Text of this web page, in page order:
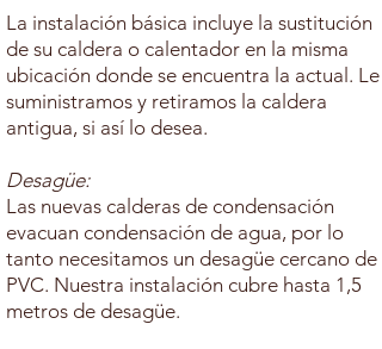
La instalación básica incluye la sustitución
de su caldera o calentador en la misma
ubicación donde se encuentra la actual. Le
suministramos y retiramos la caldera
antigua, si así lo desea.
Desagüe:
Las nuevas calderas de condensación
evacuan condensación de agua, por lo
tanto necesitamos un desagüe cercano de
PVC. Nuestra instalación cubre hasta 1,5
metros de desagüe.